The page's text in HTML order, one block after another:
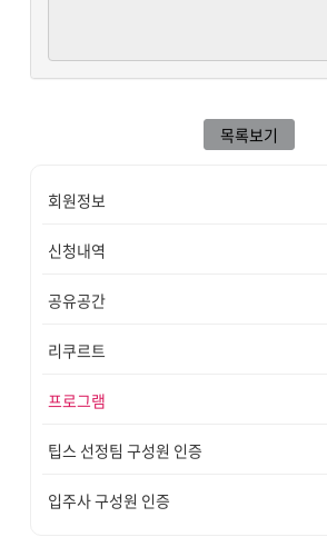
목록보기
회원정보
신청내역
공유공간
리쿠르트
프로그램
팁스 선정팀 구성원 인증
입주사 구성원 인증